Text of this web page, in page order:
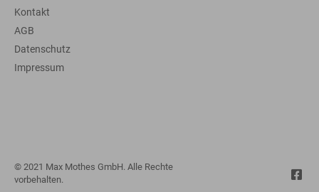
Kontakt
AGB
Datenschutz
Impressum
© 2021 Max Mothes GmbH. Alle Rechte
vorbehalten.